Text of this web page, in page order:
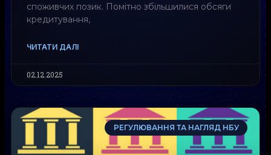
споживчих позик. Помітно збільшилися обсяги
кредитування,
ЧИТАТИ ДАЛІ
02.12.2025
РЕГУЛЮВАННЯ ТА НАГЛЯД НБУ